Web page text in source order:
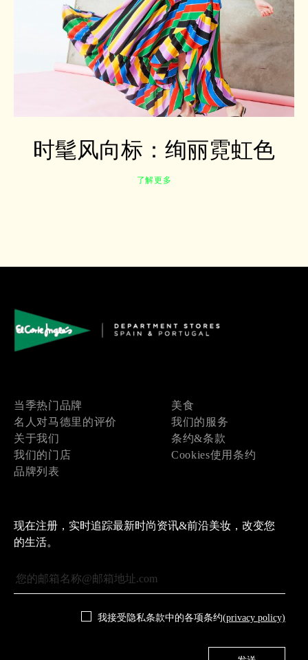
时髦风向标：绚丽霓虹色
了解更多
当季热门品牌
名人对马德里的评价
关于我们
我们的门店
品牌列表
美食
我们的服务
条约&条款
Cookies使用条约
现在注册，实时追踪最新时尚资讯&前沿美妆，改变您
的生活。
我接受隐私条款中的各项条约(privacy policy)